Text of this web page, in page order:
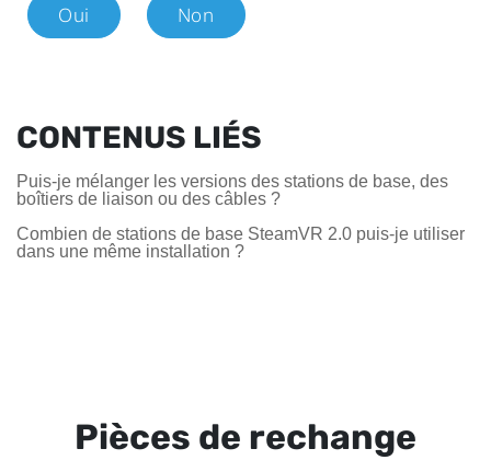
Oui Non
CONTENUS LIÉS
Puis-je mélanger les versions des stations de base, des
boîtiers de liaison ou des câbles ?
Combien de stations de base SteamVR 2.0 puis-je utiliser
dans une même installation ?
Pièces de rechange